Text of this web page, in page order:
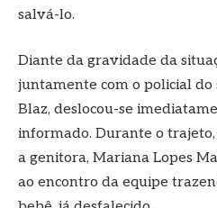
salvá-lo.
Diante da gravidade da
juntamente com o policial do
Blaz, deslocou-se
informado. Durante o
a genitora, Mariana Lopes
ao encontro da equipe